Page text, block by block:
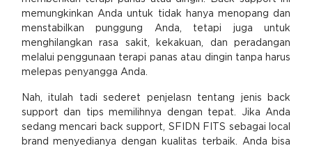
memungkinkan Anda untuk tidak hanya menopang dan
menstabilkan punggung Anda, tetapi juga untuk
menghilangkan rasa sakit, kekakuan, dan peradangan
melalui penggunaan terapi panas atau dingin tanpa harus
melepas penyangga Anda.
Nah, itulah tadi sederet penjelasn tentang jenis back
support dan tips memilihnya dengan tepat. Jika Anda
sedang mencari back support, SFIDN FITS sebagai local
brand menyedianya dengan kualitas terbaik. Anda bisa